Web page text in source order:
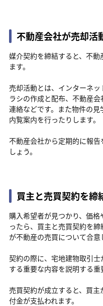
不動産会社が売却活
媒介契約を締結すると、不
ます。
売却活動とは、インターネ
ラシの作成と配布、不動産
連絡などです。また物件の
内覧案内を行ったりします。
不動産会社から定期的に報
しょう。
買主と売買契約を締
購入希望者が見つかり、価
ったら、買主と売買契約を
が不動産の売買について合意
契約の際に、宅地建物取引
する重要な内容を説明する重
売買契約が成立すると、買
付金が支払われます。